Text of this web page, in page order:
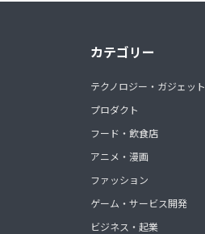
カテゴリー
テクノロジー・ガジェット
プロダクト
フード・飲食店
アニメ・漫画
ファッション
ゲーム・サービス開発
ビジネス・起業